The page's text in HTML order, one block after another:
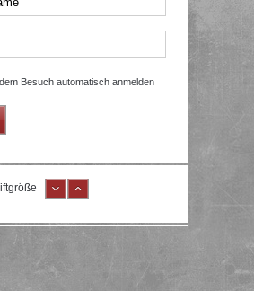
Besuch automatisch anmelden